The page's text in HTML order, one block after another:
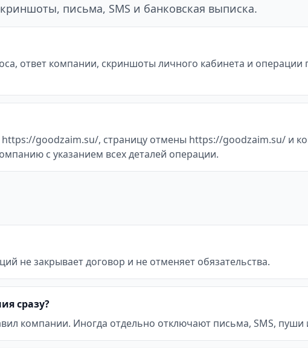
письма, SMS и банковская выписка.
ответ компании, скриншоты личного кабинета и
goodzaim.su/, страницу отмены https://goodzaim.su/ и
с указанием всех деталей операции.
не закрывает договор и не отменяет обязательства.
сразу?
компании. Иногда отдельно отключают письма, SMS, пуши